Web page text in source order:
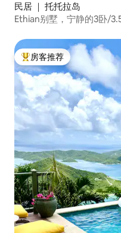
民居 ｜ 托托拉岛
Ethian别墅，宁静的3卧/
热门「房客推荐」
房客推荐